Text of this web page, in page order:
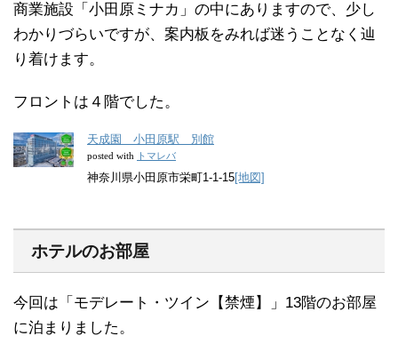
商業施設「小田原ミナカ」の中にありますので、少し
わかりづらいですが、案内板をみれば迷うことなく辿
り着けます。
フロントは４階でした。
天成園 小田原駅 別館
posted with トマレバ
神奈川県小田原市栄町1-1-15[地図]
ホテルのお部屋
今回は「モデレート・ツイン【禁煙】」13階のお部屋
に泊まりました。